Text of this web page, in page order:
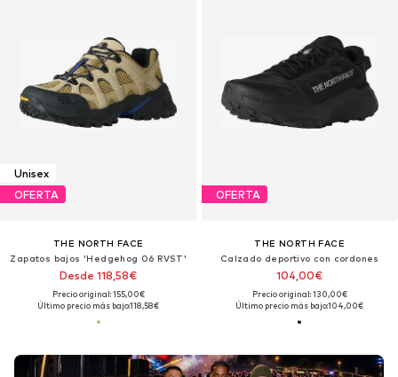
Unisex
OFERTA
THE NORTH FACE
Zapatos bajos 'Hedgehog 06 RVST'
Desde 118,58€
Precio original: 155,00€
Último precio más bajo:118,58€
OFERTA
THE NORTH FACE
Calzado deportivo con cordones
104,00€
Precio original: 130,00€
Último precio más bajo:104,00€